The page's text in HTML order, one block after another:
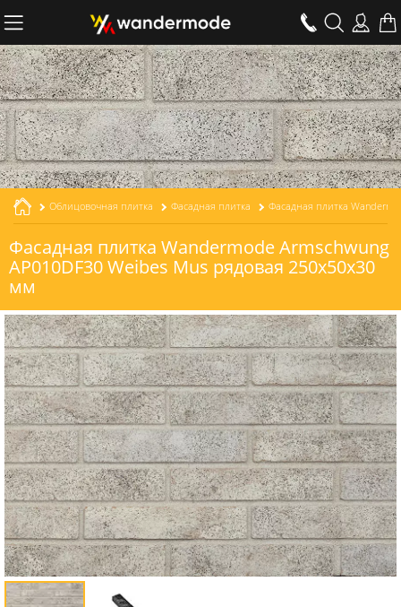
Облицовочная плитка Фасадная плитка
Фасадная плитка Wandermode Armschwung
AP010DF30 Weibes Mus рядовая 250x50x30
мм